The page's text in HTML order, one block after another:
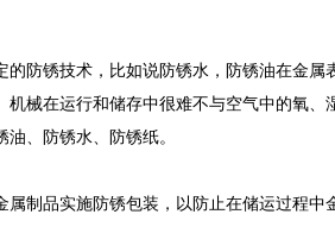
防锈技术，比如说防锈水，防锈油在金
械在运行和储存中很难不与空气中的氧
、防锈水、防锈纸。
制品实施防锈包装，以防止在储运过程